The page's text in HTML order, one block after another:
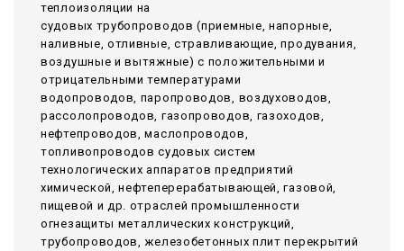
теплоизоляции на
судовых трубопроводов (приемные, напорные,
наливные, отливные, стравливающие, продувания,
воздушные и вытяжные) с положительными и
отрицательными температурами
водопроводов, паропроводов, воздуховодов,
рассолопроводов, газопроводов, газоходов,
нефтепроводов, маслопроводов,
топливопроводов судовых систем
технологических аппаратов предприятий
химической, нефтеперерабатывающей, газовой,
пищевой и др. отраслей промышленности
огнезащиты металлических конструкций,
трубопроводов, железобетонных плит перекрытий